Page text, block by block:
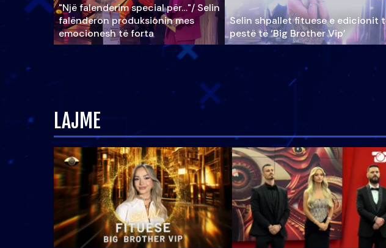
"Një falenderim special për…"/ Selin
falënderon produksionin mes
emocionesh të forta
Selin shpallet fituese e edicionit
pestë të ‘Big Brother Vip’
LAJME